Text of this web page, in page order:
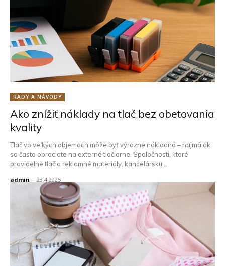
RADY A NÁVODY
Ako znížiť náklady na tlač bez obetovania
kvality
Tlač vo veľkých objemoch môže byť výrazne nákladná – najmä ak
sa často obraciate na externé tlačiarne. Spoločnosti, ktoré
pravidelne tlačia reklamné materiály, kancelársku...
admin - 23.4.2025